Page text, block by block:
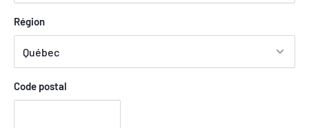
Région
Code postal